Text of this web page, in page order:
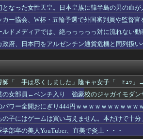
でダンスアニメ描いてみました」←アニメの当
ットミーム化ｗ【元乃木坂46】
もを教えて！」私「何度も言うけど無理です
産も急増 過去最多ペースで推移 「当たれば一
がるらしい
信した某映画評論家、「上級公務員試験に合格
で車検を頼んだら担当整備士が「グエン」さんだ
がたくさんあって楽しかったよなｗｗｗ
優勝のためFC東京と再契約
ら「私とこの先一生会う気ないんだ」と泣かれ
提示されていたｗｗｗｗ
純一信者を怒らせてしまった結果、好き嫌い5位
縮図」を文化祭の出し物で学んでしまう⇒(動画
いじめや犯罪を楽しみながら行うことが陽キャ
レス加入決定！背番号17で鎌田大地と同僚に
なった女性天皇。日本皇族に韓半島の男の血が
カー協会、W杯・五輪予選で外国審判員や監督官
ルドメディアでは、絶っっっっっ対に流れない動
政府、日本円をアルゼンチン通貨危機と同列扱い
師「…手は尽くしました」陰キャ女子「…ﾋｭｯ」
の女部員←ベンチ入り 強豪校のジャガイモダ
パワー全開おにぎり444円ｗｗｗｗｗｗｗｗｗｗ
の子にはゲームは買い与えません。本だけで十
学部卒の美人YouTuber、直美で炎上・・・